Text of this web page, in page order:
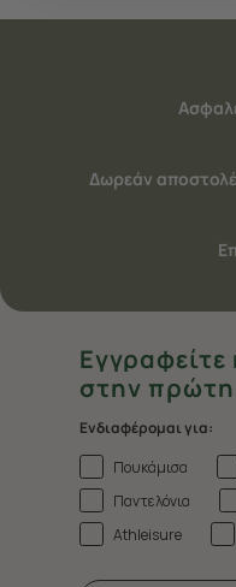
Δωρεάν
Εγγραφείτε
στην
Ενδιαφέρομαι για:
Πουκάμισα
Παντελόνια
Athleisure